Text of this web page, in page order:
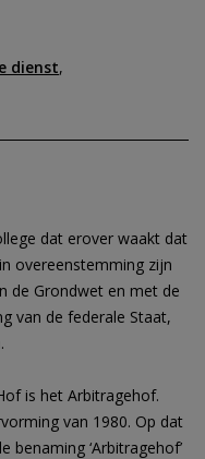
dienst,
dat erover waakt dat
overeenstemming zijn
de Grondwet en met de
van de federale Staat,
is het Arbitragehof.
van 1980. Op dat
‘Arbitragehof’